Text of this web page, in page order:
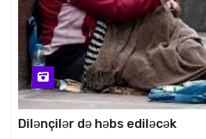
Dilənçilər də həbs ediləcək